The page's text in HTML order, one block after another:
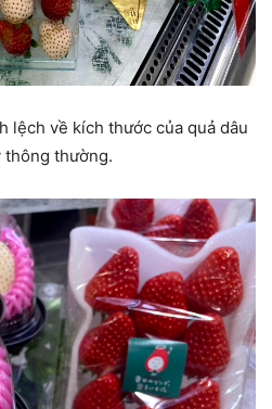
lệch về kích thước của quả dâu
thông thường.